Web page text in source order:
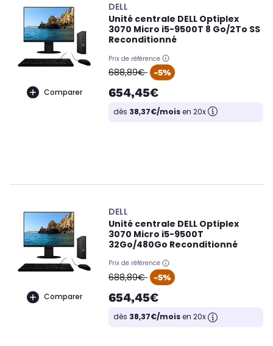
Comparer
DELL
Unité centrale DELL Optiplex
3070 Micro i5-9500T 8 Go/2To SS
Reconditionné
Prix de référence
oldPrice
688,89€ -5%
654,45€
dès 38,37€/moisen 20x
Comparer
DELL
Unité centrale DELL Optiplex
3070 Micro i5-9500T
32Go/480Go Reconditionné
Prix de référence
oldPrice
688,89€ -5%
654,45€
dès 38,37€/moisen 20x